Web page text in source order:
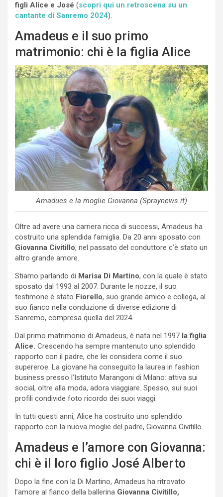
figli Alice e José (scopri qui un retroscena su un
cantante di Sanremo 2024).
Amadeus e il suo primo
matrimonio: chi è la figlia Alice
Amadues e la moglie Giovanna (Spraynews.it)
Oltre ad avere una carriera ricca di successi, Amadeus ha
costruito una splendida famiglia. Da 20 anni sposato con
Giovanna Civitillo, nel passato del conduttore c’è stato un
altro grande amore.
Stiamo parlando di Marisa Di Martino, con la quale è stato
sposato dal 1993 al 2007. Durante le nozze, il suo
testimone è stato Fiorello, suo grande amico e collega, al
suo fianco nella conduzione di diverse edizione di
Sanremo, compresa quella del 2024.
Dal primo matrimonio di Amadeus, è nata nel 1997 la figlia
Alice. Crescendo ha sempre mantenuto uno splendido
rapporto con il padre, che lei considera come il suo
supereroe. La giovane ha conseguito la laurea in fashion
business presso l’Istituto Marangoni di Milano: attiva sui
social, oltre alla moda, adora viaggiare. Spesso, sui suoi
profili condivide foto ricordo dei suoi viaggi.
In tutti questi anni, Alice ha costruito uno splendido
rapporto con la nuova moglie del padre, Giovanna Civitillo.
Amadeus e l’amore con Giovanna:
chi è il loro figlio José Alberto
Dopo la fine con la Di Martino, Amadeus ha ritrovato
l’amore al fianco della ballerina Giovanna Civitillo,